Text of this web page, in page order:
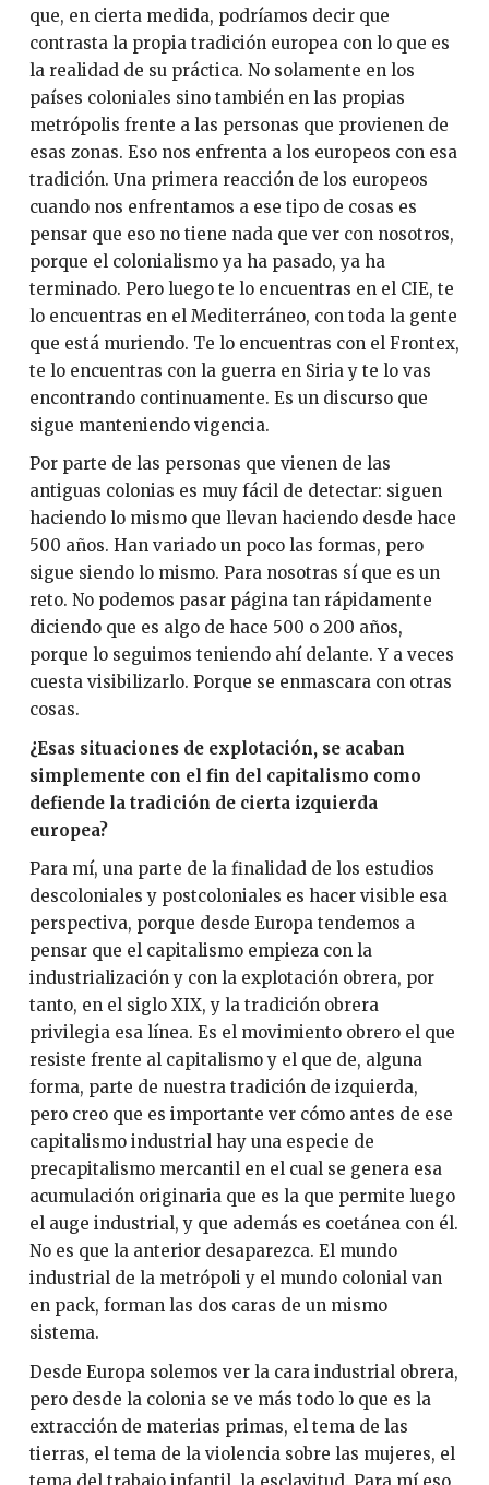
que, en cierta medida, podríamos decir que
contrasta la propia tradición europea con lo que es
la realidad de su práctica. No solamente en los
países coloniales sino también en las propias
metrópolis frente a las personas que provienen de
esas zonas. Eso nos enfrenta a los europeos con esa
tradición. Una primera reacción de los europeos
cuando nos enfrentamos a ese tipo de cosas es
pensar que eso no tiene nada que ver con nosotros,
porque el colonialismo ya ha pasado, ya ha
terminado. Pero luego te lo encuentras en el CIE, te
lo encuentras en el Mediterráneo, con toda la gente
que está muriendo. Te lo encuentras con el Frontex,
te lo encuentras con la guerra en Siria y te lo vas
encontrando continuamente. Es un discurso que
sigue manteniendo vigencia.
Por parte de las personas que vienen de las
antiguas colonias es muy fácil de detectar: siguen
haciendo lo mismo que llevan haciendo desde hace
500 años. Han variado un poco las formas, pero
sigue siendo lo mismo. Para nosotras sí que es un
reto. No podemos pasar página tan rápidamente
diciendo que es algo de hace 500 o 200 años,
porque lo seguimos teniendo ahí delante. Y a veces
cuesta visibilizarlo. Porque se enmascara con otras
cosas.
¿Esas situaciones de explotación, se acaban
simplemente con el fin del capitalismo como
defiende la tradición de cierta izquierda
europea?
Para mí, una parte de la finalidad de los estudios
descoloniales y postcoloniales es hacer visible esa
perspectiva, porque desde Europa tendemos a
pensar que el capitalismo empieza con la
industrialización y con la explotación obrera, por
tanto, en el siglo XIX, y la tradición obrera
privilegia esa línea. Es el movimiento obrero el que
resiste frente al capitalismo y el que de, alguna
forma, parte de nuestra tradición de izquierda,
pero creo que es importante ver cómo antes de ese
capitalismo industrial hay una especie de
precapitalismo mercantil en el cual se genera esa
acumulación originaria que es la que permite luego
el auge industrial, y que además es coetánea con él.
No es que la anterior desaparezca. El mundo
industrial de la metrópoli y el mundo colonial van
en pack, forman las dos caras de un mismo
sistema.
Desde Europa solemos ver la cara industrial obrera,
pero desde la colonia se ve más todo lo que es la
extracción de materias primas, el tema de las
tierras, el tema de la violencia sobre las mujeres, el
tema del trabajo infantil, la esclavitud. Para mí eso